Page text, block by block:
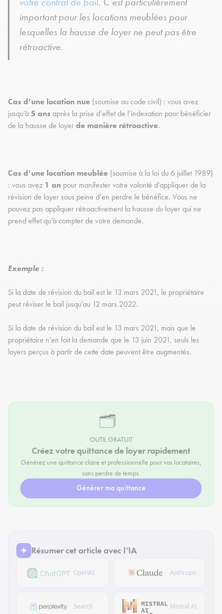
important pour les locations meublées pour
lesquelles la hausse de loyer ne peut pas être
rétroactive.
Cas d’une location nue (soumise au code civil) : vous avez
jusqu’à 5 ansaprès la prise d’effet de l’indexation pour bénéficier
de la hausse de loyerde manière rétroactive.
Cas d’une location meublée (soumise à la loi du 6 juillet 1989)
: vous avez 1 an pour manifester votre volonté d’appliquer de la
révision de loyer sous peine d’en perdre le bénéfice. Vous ne
pouvez pas appliquer rétroactivement la hausse du loyer qui ne
prend effet qu’à compter de votre demande.
Exemple :
Si la date de révision du bail est le 13 mars 2021, le propriétaire
peut réviser le bail jusqu'au 12 mars 2022.
Si la date de révision du bail est le 13 mars 2021, mais que le
propriétaire n'en fait la demande que le 13 juin 2021, seuls les
loyers perçus à partir de cette date peuvent être augmentés.
🗂️
OUTIL GRATUIT
Créez votre quittance de loyer rapidement
Générez une quittance claire et professionnelle pour vos locataires,
sans perdre de temps.
Générer ma quittance
Résumer cet article avec l’IA
OpenAI Anthropic
Search Mistral AI